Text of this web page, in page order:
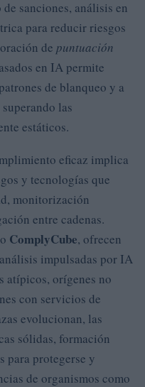
sanciones, análisis en
para reducir riesgos
de puntuación
en IA permite
de blanqueo y a
las
estáticos.
eficaz implica
y tecnologías que
monitorización
entre cadenas.
ComplyCube, ofrecen
impulsadas por IA
atípicos, orígenes no
con servicios de
evolucionan, las
sólidas, formación
para protegerse y
de organismos como